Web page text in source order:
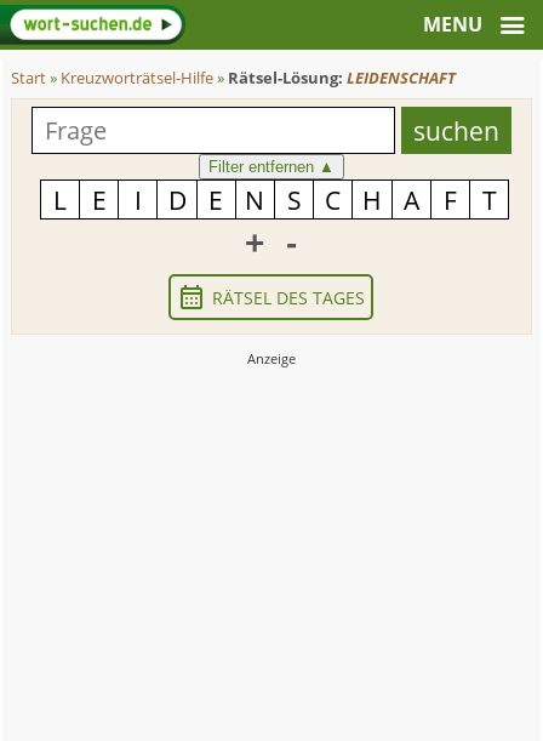
Start» Kreuzworträtsel-Hilfe» Rätsel-Lösung:LEIDENSCHAFT
Filter entfernen ▲
+ -
RÄTSEL DES TAGES